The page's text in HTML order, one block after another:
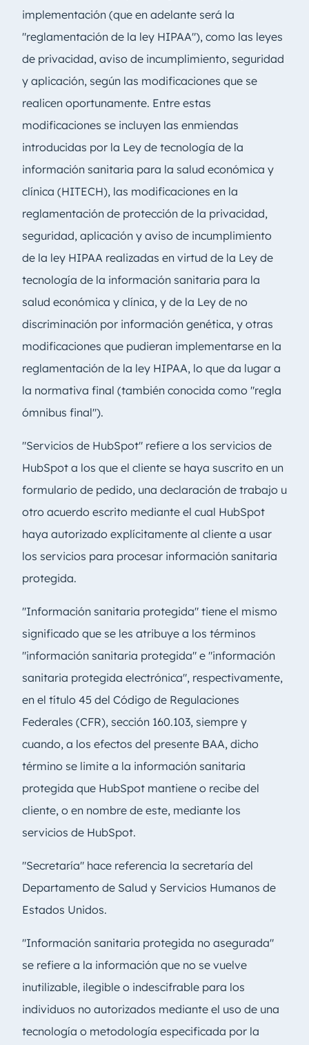
implementación (que en adelante será la
"reglamentación de la ley HIPAA"), como las leyes
de privacidad, aviso de incumplimiento, seguridad
y aplicación, según las modificaciones que se
realicen oportunamente. Entre estas
modificaciones se incluyen las enmiendas
introducidas por la Ley de tecnología de la
información sanitaria para la salud económica y
clínica (HITECH), las modificaciones en la
reglamentación de protección de la privacidad,
seguridad, aplicación y aviso de incumplimiento
de la ley HIPAA realizadas en virtud de la Ley de
tecnología de la información sanitaria para la
salud económica y clínica, y de la Ley de no
discriminación por información genética, y otras
modificaciones que pudieran implementarse en la
reglamentación de la ley HIPAA, lo que da lugar a
la normativa final (también conocida como "regla
ómnibus final").
"Servicios de HubSpot" refiere a los servicios de
HubSpot a los que el cliente se haya suscrito en un
formulario de pedido, una declaración de trabajo u
otro acuerdo escrito mediante el cual HubSpot
haya autorizado explícitamente al cliente a usar
los servicios para procesar información sanitaria
protegida.
"Información sanitaria protegida" tiene el mismo
significado que se les atribuye a los términos
"información sanitaria protegida" e "información
sanitaria protegida electrónica", respectivamente,
en el título 45 del Código de Regulaciones
Federales (CFR), sección 160.103, siempre y
cuando, a los efectos del presente BAA, dicho
término se limite a la información sanitaria
protegida que HubSpot mantiene o recibe del
cliente, o en nombre de este, mediante los
servicios de HubSpot.
"Secretaría" hace referencia la secretaría del
Departamento de Salud y Servicios Humanos de
Estados Unidos.
"Información sanitaria protegida no asegurada"
se refiere a la información que no se vuelve
inutilizable, ilegible o indescifrable para los
individuos no autorizados mediante el uso de una
tecnología o metodología especificada por la